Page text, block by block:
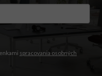
pre sedenie | Prémiový online
spracovania osobných